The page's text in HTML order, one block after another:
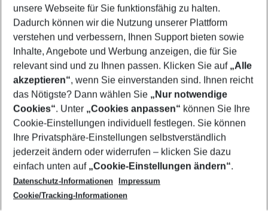
Mehr Filter anzeigen
Footer
Footer navigation
Über uns
AGB
Cookie-Einstellungen ändern
Cookie-Richtlinie
Datenschutz
Service & Hilfe
Barrierefreies Reisen
Check-in
Folgen Sie uns
unsere Webseite für Sie funktionsfähig zu halten.
Dadurch können wir die Nutzung unserer Plattform
verstehen und verbessern, Ihnen Support bieten sowie
Inhalte, Angebote und Werbung anzeigen, die für Sie
relevant sind und zu Ihnen passen. Klicken Sie auf „Alle
akzeptieren“, wenn Sie einverstanden sind. Ihnen reicht
das Nötigste? Dann wählen Sie „Nur notwendige
Cookies“. Unter „Cookies anpassen“ können Sie Ihre
Cookie-Einstellungen individuell festlegen. Sie können
Ihre Privatsphäre-Einstellungen selbstverständlich
jederzeit ändern oder widerrufen – klicken Sie dazu
einfach unten auf „Cookie-Einstellungen ändern“.
Datenschutz-Informationen
Impressum
Cookie/Tracking-Informationen